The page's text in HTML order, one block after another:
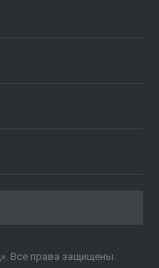
Все права защищены.